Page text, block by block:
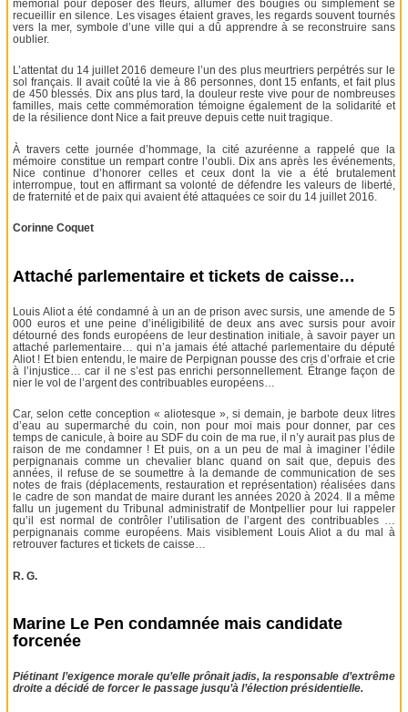
mémorial pour déposer des fleurs, allumer des bougies ou simplement se
recueillir en silence. Les visages étaient graves, les regards souvent tournés
vers la mer, symbole d’une ville qui a dû apprendre à se reconstruire sans
oublier.
L’attentat du 14 juillet 2016 demeure l’un des plus meurtriers perpétrés sur le
sol français. Il avait coûté la vie à 86 personnes, dont 15 enfants, et fait plus
de 450 blessés. Dix ans plus tard, la douleur reste vive pour de nombreuses
familles, mais cette commémoration témoigne également de la solidarité et
de la résilience dont Nice a fait preuve depuis cette nuit tragique.
À travers cette journée d’hommage, la cité azuréenne a rappelé que la
mémoire constitue un rempart contre l’oubli. Dix ans après les événements,
Nice continue d’honorer celles et ceux dont la vie a été brutalement
interrompue, tout en affirmant sa volonté de défendre les valeurs de liberté,
de fraternité et de paix qui avaient été attaquées ce soir du 14 juillet 2016.
Corinne Coquet
Attaché parlementaire et tickets de caisse…
Louis Aliot a été condamné à un an de prison avec sursis, une amende de 5
000 euros et une peine d’inéligibilité de deux ans avec sursis pour avoir
détourné des fonds européens de leur destination initiale, à savoir payer un
attaché parlementaire… qui n’a jamais été attaché parlementaire du député
Aliot ! Et bien entendu, le maire de Perpignan pousse des cris d’orfraie et crie
à l’injustice… car il ne s’est pas enrichi personnellement. Étrange façon de
nier le vol de l’argent des contribuables européens…
Car, selon cette conception « aliotesque », si demain, je barbote deux litres
d’eau au supermarché du coin, non pour moi mais pour donner, par ces
temps de canicule, à boire au SDF du coin de ma rue, il n’y aurait pas plus de
raison de me condamner ! Et puis, on a un peu de mal à imaginer l’édile
perpignanais comme un chevalier blanc quand on sait que, depuis des
années, il refuse de se soumettre à la demande de communication de ses
notes de frais (déplacements, restauration et représentation) réalisées dans
le cadre de son mandat de maire durant les années 2020 à 2024. Il a même
fallu un jugement du Tribunal administratif de Montpellier pour lui rappeler
qu’il est normal de contrôler l’utilisation de l’argent des contribuables …
perpignanais comme européens. Mais visiblement Louis Aliot a du mal à
retrouver factures et tickets de caisse…
R. G.
Marine Le Pen condamnée mais candidate
forcenée
Piétinant l’exigence morale qu’elle prônait jadis, la responsable d’extrême
droite a décidé de forcer le passage jusqu’à l’élection présidentielle.